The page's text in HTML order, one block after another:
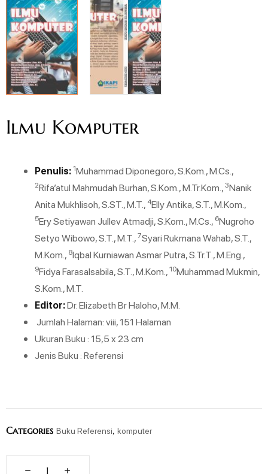
Ilmu Komputer
Penulis:1Muhammad Diponegoro, S.Kom., M.Cs.,
2Rifa’atul Mahmudah Burhan, S.Kom., M.Tr.Kom.,3Nanik
Anita Mukhlisoh, S.ST., M.T., 4Elly Antika, S.T., M.Kom.,
5Ery Setiyawan Jullev Atmadji, S.Kom., M.Cs., 6Nugroho
Setyo Wibowo, S.T., M.T.,7Syari Rukmana Wahab, S.T.,
M.Kom., 8Iqbal Kurniawan Asmar Putra, S.Tr.T., M.Eng.,
9Fidya Farasalsabila, S.T., M.Kom.,10Muhammad Mukmin,
S.Kom., M.T.
Editor:Dr. Elizabeth Br Haloho, M.M.
Jumlah Halaman: viii, 151 Halaman
Ukuran Buku : 15,5 x 23 cm
Jenis Buku : Referensi
Categories Buku Referensi, komputer